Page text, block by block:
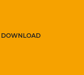
DOWNLOAD